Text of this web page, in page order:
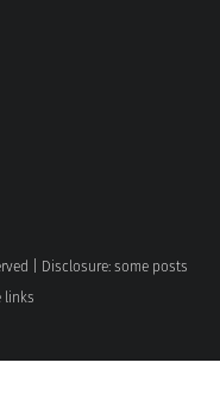
| Disclosure: some posts
links